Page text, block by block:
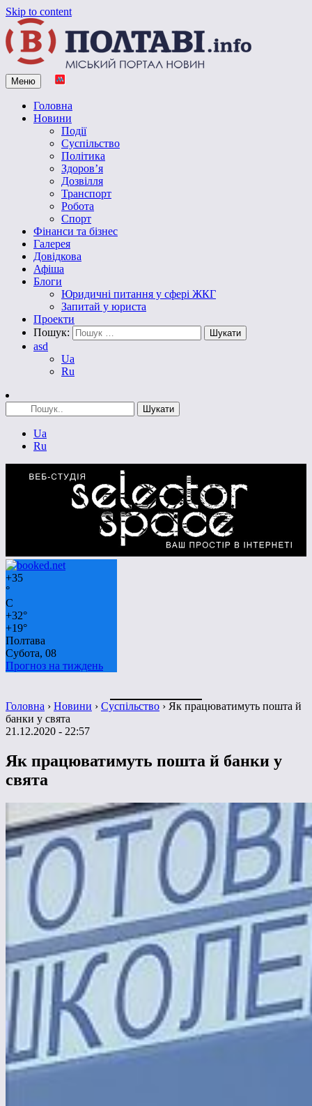
Skip to content
Vpoltave.info
Полтавський портал новин
Меню
Головна
Новини
Події
Суспільство
Політика
Здоров’я
Дозвілля
Транспорт
Робота
Спорт
Фінанси та бізнес
Галерея
Довідкова
Афіша
Блоги
Юридичні питання у сфері ЖКГ
Запитай у юриста
Проекти
Пошук:
asd
Ua
Ru
Ua
Ru
+35
°
C
+32°
+19°
Полтава
Субота, 08
Прогноз на тиждень
Головна › Новини › Суспільство › Як працюватимуть пошта й
банки у свята
21.12.2020 - 22:57
Як працюватимуть пошта й банки у
свята